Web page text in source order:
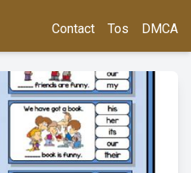
Contact Tos DMCA